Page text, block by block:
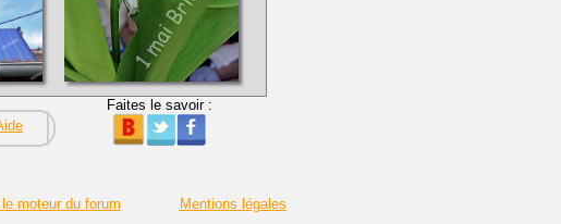
Faites le savoir :
moteur du forum
Mentions légales